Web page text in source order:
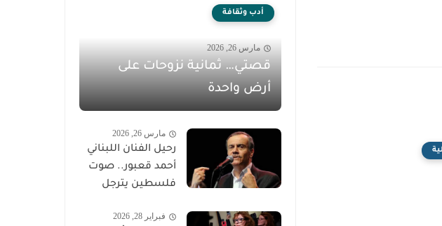
أدب وثقافة
مارس 26, 2026
قصتي… ثمانية نزوحات على
أرض واحدة
مارس 26, 2026
رحيل الفنان اللبناني
أحمد قعبور.. صوت
فلسطين يترجل
فبراير 28, 2026